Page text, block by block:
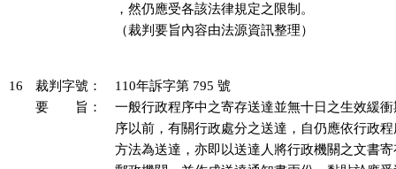
，然仍應受各該法律規定之限制。
（裁判要旨內容由法源資訊整理）
16 裁判字號：
110年訴字第 795 號
要 旨：
一般行政程序中之寄存送達並無十日之生效緩
序以前，有關行政處分之送達，自仍應依行政
方法為送達，亦即以送達人將行政機關之文書